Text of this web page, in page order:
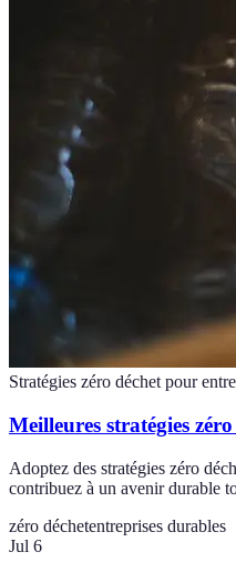
Stratégies zéro déchet pour
Meilleures stratégies
Adoptez des stratégies zéro
contribuez à un avenir durable
zéro déchetentreprises durables
Jul 6